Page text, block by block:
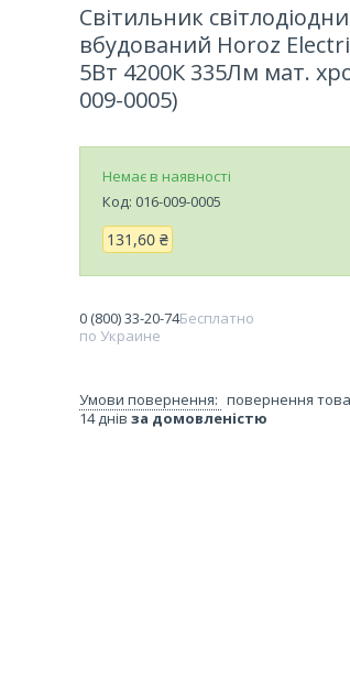
Світильник
вбудований Horoz
5Вт 4200К 335Лм мат.
009-0005)
Немає в наявності
Код: 016-009-0005
131,60 ₴
0 (800) 33-20-74Бесплатно
по Украине
повернення
14 днів за домовленістю